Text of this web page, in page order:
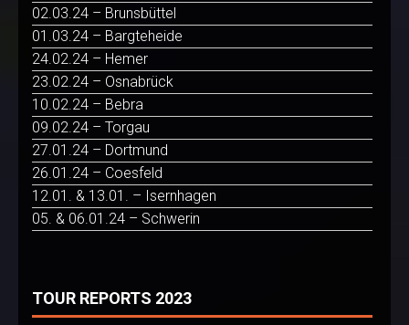
02.03.24 – Brunsbüttel
01.03.24 – Bargteheide
24.02.24 – Hemer
23.02.24 – Osnabrück
10.02.24 – Bebra
09.02.24 – Torgau
27.01.24 – Dortmund
26.01.24 – Coesfeld
12.01. & 13.01. – Isernhagen
05. & 06.01.24 – Schwerin
TOUR REPORTS 2023